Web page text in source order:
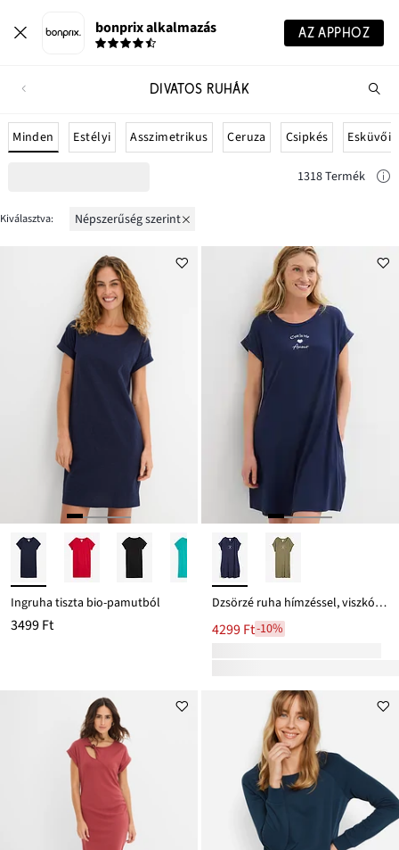
bonprix alkalmazás AZ APPHOZ
DIVATOS RUHÁK
Minden Estélyi Asszimetrikus Ceruza Csipkés Esküvői
1318 Termék
Kiválasztva: népszerűség szerint
Ingruha tiszta bio-pamutból
3499 Ft
Dzsörzé ruha hímzéssel, viszkóz-elasztán keverékből
4299 Ft-10%